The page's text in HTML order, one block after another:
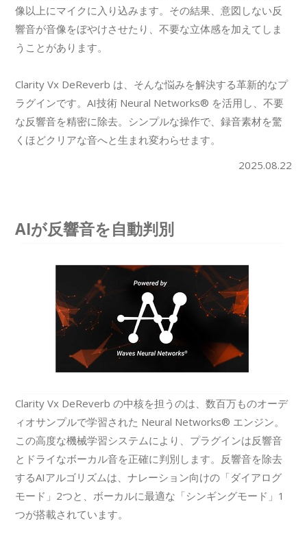
像以上にマイクに入り込みます。その結果、意図しない反
響音が音像をぼやけさせたり、不要な立体感を加えてしま
うことがあります。
Clarity Vx DeReverb は、そんな悩みを解決する革新的なプ
ラグインです。AI技術 Neural Networks® を活用し、不要
な反響音を精密に除去。シンプルな操作で、録音素材を驚
くほどクリアな音へと生まれ変わらせます。
2025.08.22
AIが反響音を自動判別
Clarity Vx DeReverb の中核を担うのは、数百万ものオーデ
ィオサンプルで学習された Neural Networks® エンジン。
この高度な機械学習システムにより、プラグインは反響音
とドライなボーカル音を正確に判別します。反響音を除去
するAIアルゴリズムは、ナレーション向けの「ダイアログ
モード」2つと、ボーカルに最適な「シンギングモード」1
つが搭載されています。